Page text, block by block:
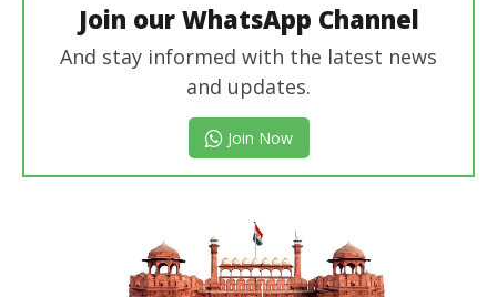
Join our WhatsApp Channel
And stay informed with the latest news
and updates.
Join Now